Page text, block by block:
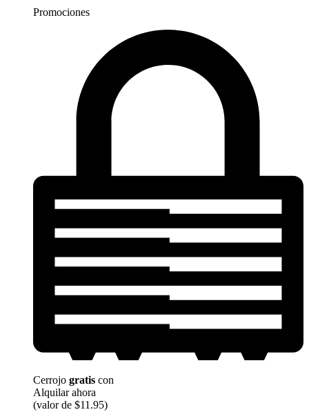
Promociones
Cerrojo gratis con
Alquilar ahora
(valor de $11.95)